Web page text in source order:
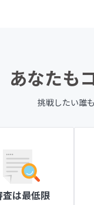
あなたも
挑戦したい誰
査は最低限
き、見やすいツールの
メンバーズクラブ